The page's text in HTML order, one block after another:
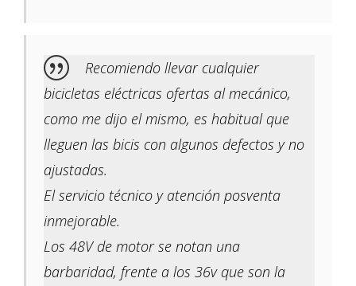
Recomiendo llevar cualquier
bicicletas eléctricas ofertas al mecánico,
como me dijo el mismo, es habitual que
lleguen las bicis con algunos defectos y no
ajustadas.
El servicio técnico y atención posventa
inmejorable.
Los 48V de motor se notan una
barbaridad, frente a los 36v que son la